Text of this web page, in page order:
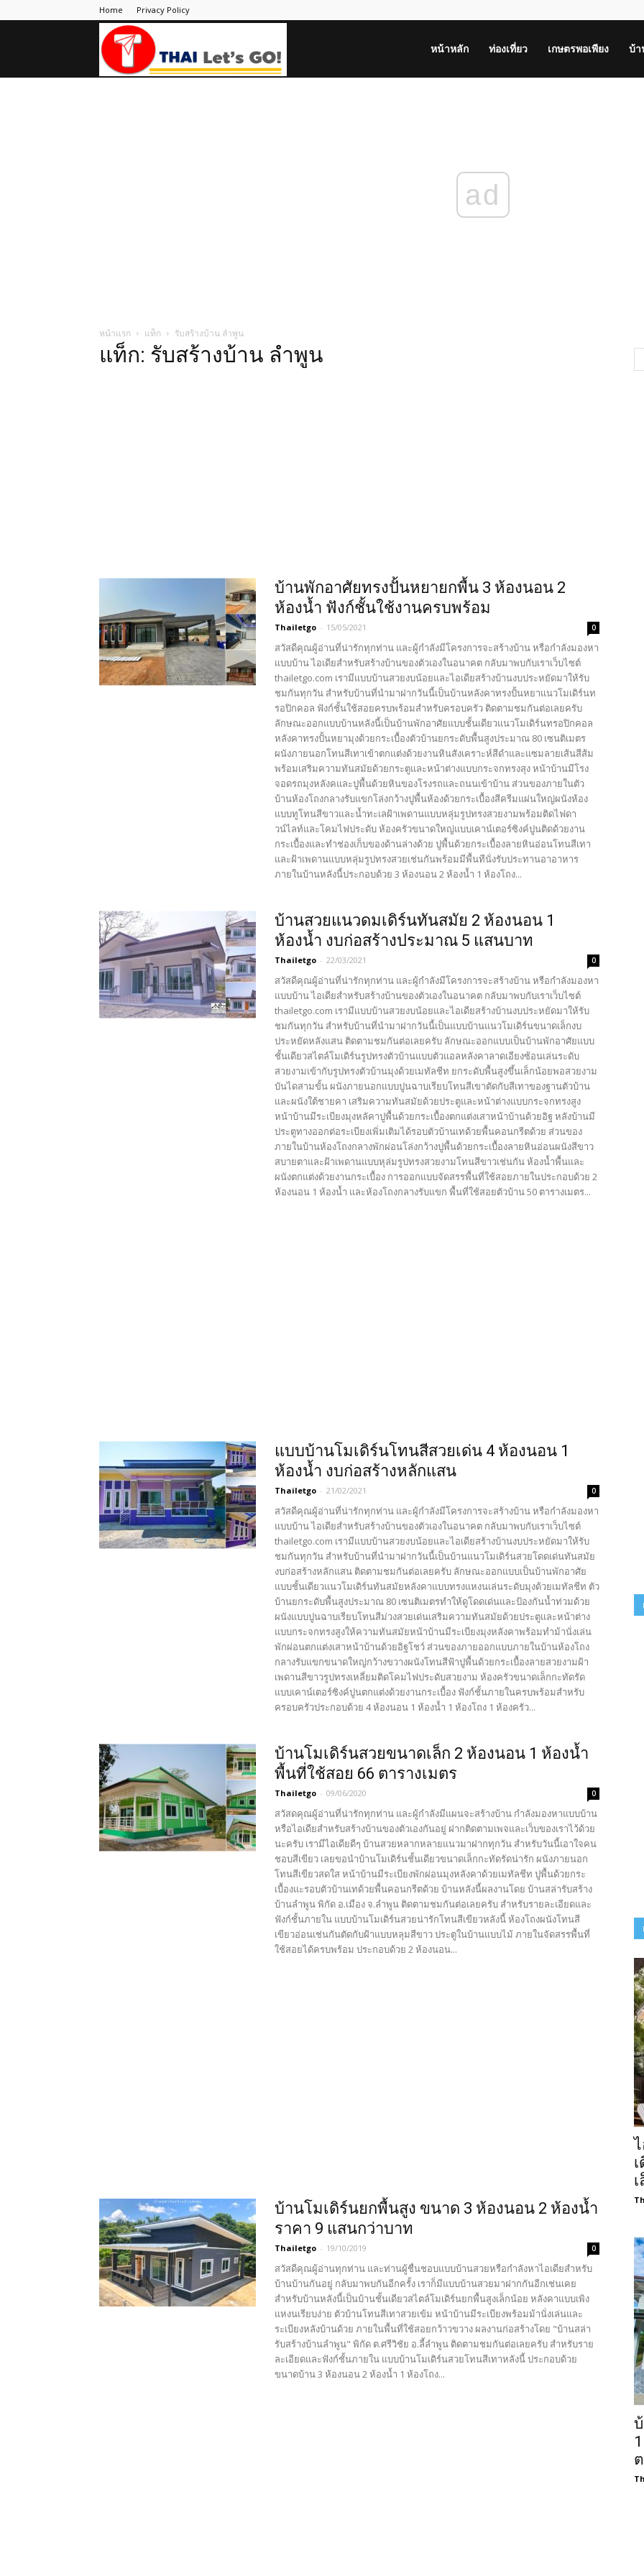
Home Privacy Policy
หน้าหลัก ท่องเที่ยว เกษตรพอเพียง บ้
ad
หน้าแรก แท็ก รับสร้างบ้าน ลําพูน
แท็ก: รับสร้างบ้าน ลําพูน
บ้านพักอาศัยทรงปั้นหยายกพื้น 3 ห้องนอน 2
ห้องน้ำ ฟังก์ชั้นใช้งานครบพร้อม
Thailetgo - 15/05/2021 0
สวัสดีคุณผู้อ่านที่น่ารักทุกท่าน และผู้กำลังมีโครงการจะสร้างบ้าน หรือกำลังมองหา
แบบบ้าน ไอเดียสำหรับสร้างบ้านของตัวเองในอนาคต กลับมาพบกับเราเว็บไซต์
thailetgo.com เรามีแบบบ้านสวยงบน้อยและไอเดียสร้างบ้านงบประหยัดมาให้รับ
ชมกันทุกวัน สำหรับบ้านที่นำมาฝากวันนี้เป็นบ้านหลังคาทรงปั้นหยาแนวโมเดิร์นท
รอปิกคอล ฟังก์ชั้นใช้สอยครบพร้อมสำหรับครอบครัว ติดตามชมกันต่อเลยครับ
ลักษณะออกแบบบ้านหลังนี้เป็นบ้านพักอาศัยแบบชั้นเดียวแนวโมเดิร์นทรอปิกคอล
หลังคาทรงปั้นหยามุงด้วยกระเบื้องตัวบ้านยกระดับพื้นสูงประมาณ 80 เซนติเมตร
ผนังภายนอกโทนสีเทาเข้าตกแต่งด้วยงานหินสังเคราะห์สีดำและแซมลายเส้นสีส้ม
พร้อมเสริมความทันสมัยด้วยกระตูและหน้าต่างแบบกระจกทรงสุง หน้าบ้านมีโรง
จอดรถมุงหลังคและปูพื้นด้วยหินของโรงรถและถนนเข้าบ้าน ส่วนของภายในตัว
บ้านห้องโถงกลางรับแขกโล่งกว้างปูพื้นห้องด้วยกระเบื้องสีครีมแผ่นใหญ่ผนังห้อง
แบบทูโทนสีขาวและน้ำทะเลฝ้าเพดานแบบหลุ่มรูปทรงสวยงามพร้อมติดไฟดา
วน์ไลท์และโคมไฟประดับ ห้องครัวขนาดใหญ่แบบเคาน์เตอร์ซิงค์ปูนติดด้วยงาน
กระเบื้องและทำช่องเก็บของด้านล่างด้วย ปูพื้นด้วยกระเบื้องลายหินอ่อนโทนสีเทา
และฝ้าเพดานแบบหลุ่มรูปทรงสวยเช่นกันพร้อมมีพื้นทีนั่งรับประทานอาอาหาร
ภายในบ้านหลังนี้ประกอบด้วย 3 ห้องนอน 2 ห้องน้ำ 1 ห้องโถง...
บ้านสวยแนวดมเดิร์นทันสมัย 2 ห้องนอน 1
ห้องน้ำ งบก่อสร้างประมาณ 5 แสนบาท
Thailetgo - 22/03/2021 0
สวัสดีคุณผู้อ่านที่น่ารักทุกท่าน และผู้กำลังมีโครงการจะสร้างบ้าน หรือกำลังมองหา
แบบบ้าน ไอเดียสำหรับสร้างบ้านของตัวเองในอนาคต กลับมาพบกับเราเว็บไซต์
thailetgo.com เรามีแบบบ้านสวยงบน้อยและไอเดียสร้างบ้านงบประหยัดมาให้รับ
ชมกันทุกวัน สำหรับบ้านที่นำมาฝากวันนี้เป็นแบบบ้านแนวโมเดิร์นขนาดเล็กงบ
ประหยัดหลังแสน ติดตามชมกันต่อเลยครับ ลักษณะออกแบบเป็นบ้านพักอาศัยแบบ
ชั้นเดียวสไตล์โมเดิร์นรูปทรงตัวบ้านแบบตัวแอลหลังคาลาดเอียงซ้อนเล่นระดับ
สวยงามเข้ากับรูปทรงตัวบ้านมุงด้วยเมทัลชีท ยกระดับพื้นสูงขึ้นเล็กน้อยพอสวยงาม
บันไดสามขั้น ผนังภายนอกแบบปูนฉาบเรียบโทนสีเขาตัดกับสีเทาของฐานตัวบ้าน
และผนังใต้ชายคา เสริมความทันสมัยด้วยประตูและหน้าต่างแบบกระจกทรงสูง
หน้าบ้านมีระเบียงมุงหลัคาปูพื้นด้วยกระเบื้องตกแต่งเสาหน้าบ้านด้วยอิฐ หลังบ้านมี
ประตูทางออกต่อระเบียงเพิ่มเติมได้รอบตัวบ้านเทด้วยพื้นคอนกรีตด้วย ส่วนของ
ภายในบ้านห้องโถงกลางพักผ่อนโล่งกว้างปูพื้นด้วยกระเบื้องลายหินอ่อนผนังสีขาว
สบายตาและฝ้าเพดานแบบหุล่มรูปทรงสวยงามโทนสีขาวเช่นกัน ห้องน้ำพื้นและ
ผนังตกแต่งด้วยงานกระเบื้อง การออกแบบจัดสรรพื้นที่ใช้สอยภายในประกอบด้วย 2
ห้องนอน 1 ห้องน้ำ และห้องโถงกลางรับแขก พื้นที่ใช้สอยตัวบ้าน 50 ตารางเมตร...
แบบบ้านโมเดิร์นโทนสีสวยเด่น 4 ห้องนอน 1
ห้องน้ำ งบก่อสร้างหลักแสน
Thailetgo - 21/02/2021 0
สวัสดีคุณผู้อ่านที่น่ารักทุกท่าน และผู้กำลังมีโครงการจะสร้างบ้าน หรือกำลังมองหา
แบบบ้าน ไอเดียสำหรับสร้างบ้านของตัวเองในอนาคต กลับมาพบกับเราเว็บไซต์
thailetgo.com เรามีแบบบ้านสวยงบน้อยและไอเดียสร้างบ้านงบประหยัดมาให้รับ
ชมกันทุกวัน สำหรับบ้านที่นำมาฝากวันนี้เป็นบ้านแนวโมเดิร์นสวยโดดเด่นทันสมัย
งบก่อสร้างหลักแสน ติดตามชมกันต่อเลยครับ ลักษณะออกแบบเป็นบ้านพักอาศัย
แบบชั้นเดียวแนวโมเดิร์นทันสมัยหลังคาแบบทรงแหงนเล่นระดับมุงด้วยเมทัลชีท ตัว
บ้านยกระดับพื้นสูงประมาณ 80 เซนติเมตรทำให้ดูโดดเด่นและป้องกันน้ำท่วมด้วย
ผนังแบบปูนฉาบเรียบโทนสีม่วงสวยเด่นเสริมความทันสมัยด้วยประตูและหน้าต่าง
แบบกระจกทรงสูงให้ความทันสมัยหน้าบ้านมีระเบียงมุงหลังคาพร้อมทำม้านั่งเล่น
พักผ่อนตกแต่งเสาหน้าบ้านด้วยอิฐโชว์ ส่วนของภายออกแบบภายในบ้านห้องโถง
กลางรับแขกขนาดใหญ่กว้างขวางผนังโทนสีฟ้าปูพื้นด้วยกระเบื้องลายสวยงามฝ้า
เพดานสีขาวรูปทรงเหลี่ยมติดโคมไฟประดับสวยงาม ห้องครัวขนาดเล็กกะทัดรัด
แบบเคาน์เตอร์ซิงค์ปูนตกแต่งด้วยงานกระเบื้อง ฟังก์ชั้นภายในครบพร้อมสำหรับ
ครอบครัวประกอบด้วย 4 ห้องนอน 1 ห้องน้ำ 1 ห้องโถง 1 ห้องครัว...
บ้านโมเดิร์นสวยขนาดเล็ก 2 ห้องนอน 1 ห้องน้ำ
พื้นที่ใช้สอย 66 ตารางเมตร
Thailetgo - 09/06/2020 0
สวัสดคุณผู้อ่านที่น่ารักทุกท่าน และผู้กำลังมีแผนจะสร้างบ้าน กำลังมองหาแบบบ้าน
หรือไอเดียสำหรับสร้างบ้านของตัวเองกันอยู่ ฝากติดตามเพจและเว็บของเราไว้ด้วย
นะครับ เรามีไอเดียดีๆ บ้านสวยหลากหลายแนวมาฝากทุกวัน สำหรับวันนี้เอาใจคน
ชอบสีเขียว เลยขอนำบ้านโมเดิร์นชั้นเดียวขนาดเล็กกะทัดรัดน่ารัก ผนังภายนอก
โทนสีเขียวสดใส หน้าบ้านมีระเบียงพักผ่อนมุงหลังคาด้วยเมทัลชีท ปูพื้นด้วยกระ
เบื้องแะรอบตัวบ้านเทด้วยพื้นคอนกรีตด้วย บ้านหลังนี้ผลงานโดย บ้านสล่ารับสร้าง
บ้านลำพูน พิกัด อ.เมือง จ.ลำพูน ติดตามชมกันต่อเลยครับ สำหรับรายละเอียดและ
ฟังก์ชั้นภายใน แบบบ้านโมเดิร์นสวยน่ารักโทนสีเขียวหลังนี้ ห้องโถงผนังโทนสี
เขียวอ่อนเช่นกันตัดกับฝ้าแบบหลุมสีขาว ประตูในบ้านแบบไม้ ภายในจัดสรรพื้นที่
ใช้สอยได้ครบพร้อม ประกอบด้วย 2 ห้องนอน...
บ้านโมเดิร์นยกพื้นสูง ขนาด 3 ห้องนอน 2 ห้องน้ำ
ราคา 9 แสนกว่าบาท
Thailetgo - 19/10/2019 0
สวัสดีคุณผู้อ่านทุกท่าน และท่านผู้ชื่นชอบแบบบ้านสวยหรือกำลังหาไอเดียสำหรับ
บ้านบ้านกันอยู่ กลับมาพบกันอีกครั้ง เราก็มีแบบบ้านสวยมาฝากกันอีกเช่นเคย
สำหรับบ้านหลังนี้เป็นบ้านชั้นเดียวสไตล์โมเดิร์นยกพื้นสูงเล็กน้อย หลังคาแบบเพิง
แหงนเรียบง่าย ตัวบ้านโทนสีเทาสวยเข้ม หน้าบ้านมีระเบียงพร้อมม้านั่งเล่นและ
ระเบียงหลังบ้านด้วย ภายในพื้นที่ใช้สอยกว้าวขวาง ผลงานก่อสร้างโดย "บ้านสล่า
รับสร้างบ้านลำพูน" พิกัด ต.ศรีวิชัย อ.ลี้ลำพูน ติดตามชมกันต่อเลยครับ สำหรับราย
ละเอียดและฟังก์ชั้นภายใน แบบบ้านโมเดิร์นสวยโทนสีเทาหลังนี้ ประกอบด้วย
ขนาดบ้าน 3 ห้องนอน 2 ห้องน้ำ 1 ห้องโถง...